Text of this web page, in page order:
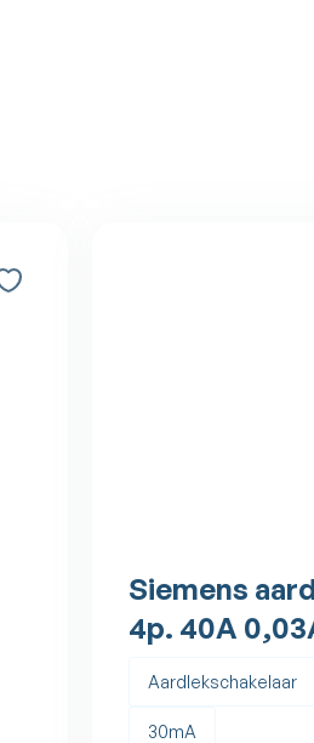
Siemens
4p. 40A
Aardlekschakelaar
30mA